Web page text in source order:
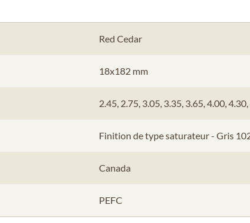
Red Cedar
18x182 mm
2.45, 2.75, 3.05, 3.35, 3.65, 4.00,
Finition de type saturateur - Gris
Canada
PEFC